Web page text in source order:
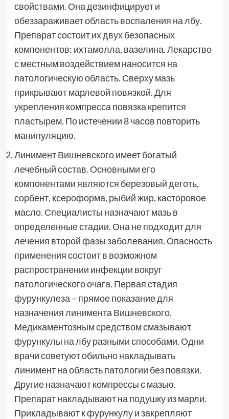
свойствами. Она дезинфицирует и
обеззараживает область воспаления на лбу.
Препарат состоит их двух безопасных
компонентов: ихтамолла, вазелина. Лекарство
с местным воздействием наносится на
патологическую область. Сверху мазь
прикрывают марлевой повязкой. Для
укрепления компресса повязка крепится
пластырем. По истечении 8 часов повторить
манипуляцию.
Линимент Вишневского имеет богатый
лечебный состав. Основными его
компонентами являются березовый деготь,
сорбент, ксероформа, рыбий жир, касторовое
масло. Специалисты назначают мазь в
определенные стадии. Она не подходит для
лечения второй фазы заболевания. Опасность
применения состоит в возможном
распространении инфекции вокруг
патологического очага. Первая стадия
фурункулеза – прямое показание для
назначения линимента Вишневского.
Медикаментозным средством смазывают
фурункулы на лбу разными способами. Одни
врачи советуют обильно накладывать
линимент на область патологии без повязки.
Другие назначают компрессы с мазью.
Препарат накладывают на подушку из марли.
Прикладывают к фурункулу и закрепляют